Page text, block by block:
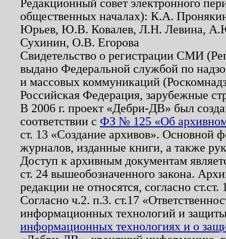
Редакционный совет электронного
общественных началах): К.А.
Юрьев, Ю.В. Ковалев, Л.Н. Левина,
Сухинин, О.В. Егорова
Свидетельство о регистрации СМИ
выдано Федеральной службой по
и массовых коммуникаций
Российская Федерация, зарубежные
В 2006 г. проект «Дебри-ДВ» был
соответствии с ФЗ № 125 «Об
ст. 13 «Создание архивов». Основной
журналов, изданные книги, а также
Доступ к архивным документам
ст. 24 вышеобозначенного закона.
редакции не относятся, согласно
Согласно ч.2. п.3. ст.17
информационных технологий и
информационных технологиях и о